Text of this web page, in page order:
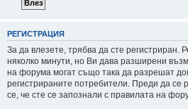
РЕГИСТРАЦИЯ
За да влезете, трябва да сте регистриран.
няколко минути, но Ви дава разширени
на форума могат също така да разрешат
регистрираните потребители. Преди да се
се, че сте се запознали с правилата на